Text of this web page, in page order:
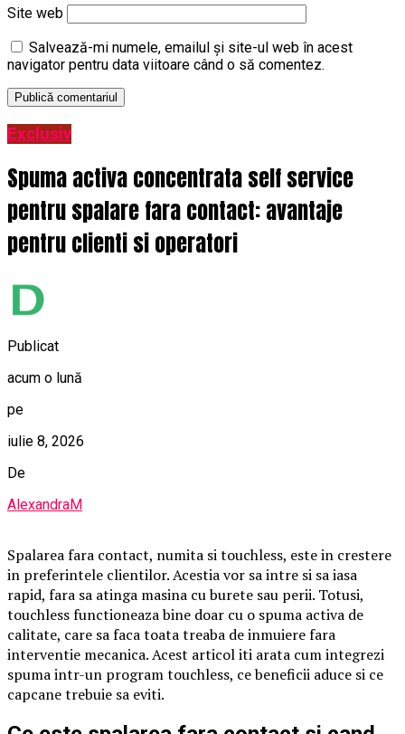
Site web
Salvează-mi numele, emailul și site-ul web în acest
navigator pentru data viitoare când o să comentez.
Exclusiv
Spuma activa concentrata self service
pentru spalare fara contact: avantaje
pentru clienti si operatori
Publicat
acum o lună
pe
iulie 8, 2026
De
AlexandraM
Spalarea fara contact, numita si touchless, este in crestere
in preferintele clientilor. Acestia vor sa intre si sa iasa
rapid, fara sa atinga masina cu burete sau perii. Totusi,
touchless functioneaza bine doar cu o spuma activa de
calitate, care sa faca toata treaba de inmuiere fara
interventie mecanica. Acest articol iti arata cum integrezi
spuma intr-un program touchless, ce beneficii aduce si ce
capcane trebuie sa eviti.